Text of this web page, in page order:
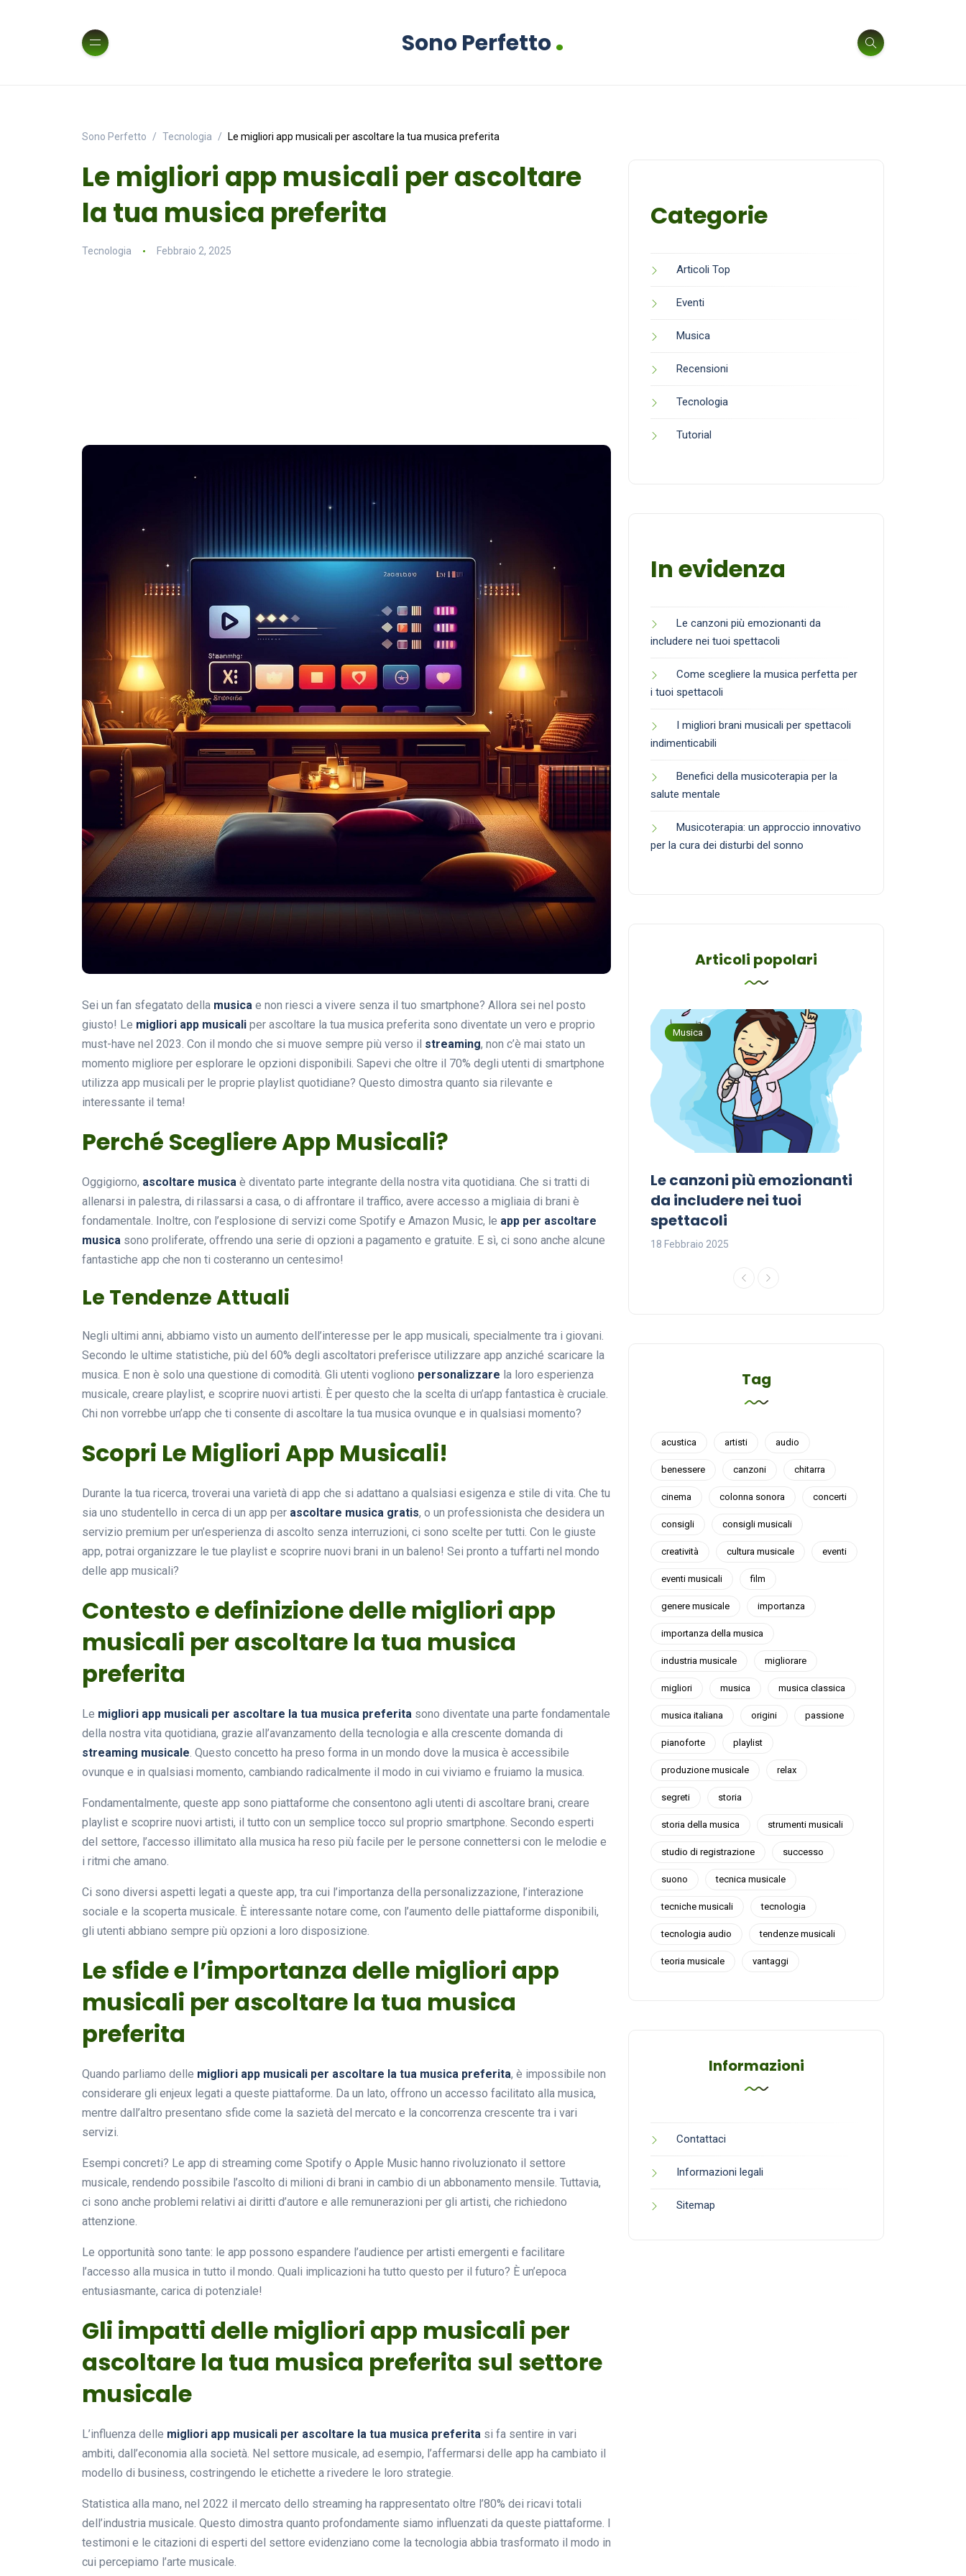
Sono Perfetto.
Sono Perfetto Tecnologia Le migliori app musicali per ascoltare la tua musica preferita
Le migliori app musicali per ascoltare
la tua musica preferita
Tecnologia Febbraio 2, 2025
Sei un fan sfegatato della musica e non riesci a vivere senza il tuo smartphone? Allora sei nel posto
giusto! Le migliori app musicali per ascoltare la tua musica preferita sono diventate un vero e proprio
must-have nel 2023. Con il mondo che si muove sempre più verso il streaming, non c’è mai stato un
momento migliore per esplorare le opzioni disponibili. Sapevi che oltre il 70% degli utenti di smartphone
utilizza app musicali per le proprie playlist quotidiane? Questo dimostra quanto sia rilevante e
interessante il tema!
Perché Scegliere App Musicali?
Oggigiorno, ascoltare musica è diventato parte integrante della nostra vita quotidiana. Che si tratti di
allenarsi in palestra, di rilassarsi a casa, o di affrontare il traffico, avere accesso a migliaia di brani è
fondamentale. Inoltre, con l’esplosione di servizi come Spotify e Amazon Music, le app per ascoltare
musica sono proliferate, offrendo una serie di opzioni a pagamento e gratuite. E sì, ci sono anche alcune
fantastiche app che non ti costeranno un centesimo!
Le Tendenze Attuali
Negli ultimi anni, abbiamo visto un aumento dell’interesse per le app musicali, specialmente tra i giovani.
Secondo le ultime statistiche, più del 60% degli ascoltatori preferisce utilizzare app anziché scaricare la
musica. E non è solo una questione di comodità. Gli utenti vogliono personalizzare la loro esperienza
musicale, creare playlist, e scoprire nuovi artisti. È per questo che la scelta di un’app fantastica è cruciale.
Chi non vorrebbe un’app che ti consente di ascoltare la tua musica ovunque e in qualsiasi momento?
Scopri Le Migliori App Musicali!
Durante la tua ricerca, troverai una varietà di app che si adattano a qualsiasi esigenza e stile di vita. Che tu
sia uno studentello in cerca di un app per ascoltare musica gratis, o un professionista che desidera un
servizio premium per un’esperienza di ascolto senza interruzioni, ci sono scelte per tutti. Con le giuste
app, potrai organizzare le tue playlist e scoprire nuovi brani in un baleno! Sei pronto a tuffarti nel mondo
delle app musicali?
Contesto e definizione delle migliori app
musicali per ascoltare la tua musica
preferita
Le migliori app musicali per ascoltare la tua musica preferita sono diventate una parte fondamentale
della nostra vita quotidiana, grazie all’avanzamento della tecnologia e alla crescente domanda di
streaming musicale. Questo concetto ha preso forma in un mondo dove la musica è accessibile
ovunque e in qualsiasi momento, cambiando radicalmente il modo in cui viviamo e fruiamo la musica.
Fondamentalmente, queste app sono piattaforme che consentono agli utenti di ascoltare brani, creare
playlist e scoprire nuovi artisti, il tutto con un semplice tocco sul proprio smartphone. Secondo esperti
del settore, l’accesso illimitato alla musica ha reso più facile per le persone connettersi con le melodie e
i ritmi che amano.
Ci sono diversi aspetti legati a queste app, tra cui l’importanza della personalizzazione, l’interazione
sociale e la scoperta musicale. È interessante notare come, con l’aumento delle piattaforme disponibili,
gli utenti abbiano sempre più opzioni a loro disposizione.
Le sfide e l’importanza delle migliori app
musicali per ascoltare la tua musica
preferita
Quando parliamo delle migliori app musicali per ascoltare la tua musica preferita, è impossibile non
considerare gli enjeux legati a queste piattaforme. Da un lato, offrono un accesso facilitato alla musica,
mentre dall’altro presentano sfide come la sazietà del mercato e la concorrenza crescente tra i vari
servizi.
Esempi concreti? Le app di streaming come Spotify o Apple Music hanno rivoluzionato il settore
musicale, rendendo possibile l’ascolto di milioni di brani in cambio di un abbonamento mensile. Tuttavia,
ci sono anche problemi relativi ai diritti d’autore e alle remunerazioni per gli artisti, che richiedono
attenzione.
Le opportunità sono tante: le app possono espandere l’audience per artisti emergenti e facilitare
l’accesso alla musica in tutto il mondo. Quali implicazioni ha tutto questo per il futuro? È un’epoca
entusiasmante, carica di potenziale!
Gli impatti delle migliori app musicali per
ascoltare la tua musica preferita sul settore
musicale
L’influenza delle migliori app musicali per ascoltare la tua musica preferita si fa sentire in vari
ambiti, dall’economia alla società. Nel settore musicale, ad esempio, l’affermarsi delle app ha cambiato il
modello di business, costringendo le etichette a rivedere le loro strategie.
Statistica alla mano, nel 2022 il mercato dello streaming ha rappresentato oltre l’80% dei ricavi totali
dell’industria musicale. Questo dimostra quanto profondamente siamo influenzati da queste piattaforme. I
testimoni e le citazioni di esperti del settore evidenziano come la tecnologia abbia trasformato il modo in
cui percepiamo l’arte musicale.
Categorie
Articoli Top
Eventi
Musica
Recensioni
Tecnologia
Tutorial
In evidenza
Le canzoni più emozionanti da
includere nei tuoi spettacoli
Come scegliere la musica perfetta per
i tuoi spettacoli
I migliori brani musicali per spettacoli
indimenticabili
Benefici della musicoterapia per la
salute mentale
Musicoterapia: un approccio innovativo
per la cura dei disturbi del sonno
Articoli popolari
Musicoterapia: un
approccio innovativo per la
cura dei disturbi del sonno
18 Febbraio 2025
Musica
Le canzoni più emozionanti
da includere nei tuoi
spettacoli
18 Febbraio 2025
Tag
acustica artisti audio
benessere canzoni chitarra
cinema colonna sonora concerti
consigli consigli musicali
creatività cultura musicale eventi
eventi musicali film
genere musicale importanza
importanza della musica
industria musicale migliorare
migliori musica musica classica
musica italiana origini passione
pianoforte playlist
produzione musicale relax
segreti storia
storia della musica strumenti musicali
studio di registrazione successo
suono tecnica musicale
tecniche musicali tecnologia
tecnologia audio tendenze musicali
teoria musicale vantaggi
Informazioni
Contattaci
Informazioni legali
Sitemap